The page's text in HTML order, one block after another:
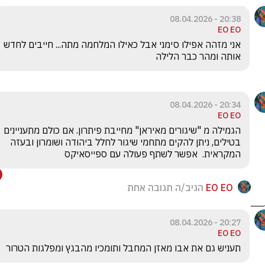
20:38 - 08.04.2026
EO EO
אותה ומהר כבר הלילה
20:34 - 08.04.2026
EO EO
המקראית.  אפשר לשתף פעולה עם ספייסאיקס
EO EO הגיב/ה תגובה אחת
20:27 - 08.04.2026
EO EO
תעניש גם את אבו מאזן המחבל ותומכיו מהבגץ ומפלגות הטרור